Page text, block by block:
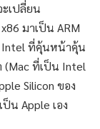
ะเปลี่ยน
มาเป็น ARM
Intel ที่คุ้นหน้าคุ้น
(Mac ที่เป็น Intel
Silicon ของ
น Apple เอง